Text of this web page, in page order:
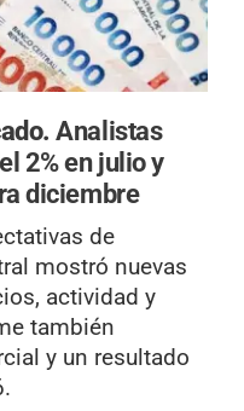
Analistas
2% en julio y
diciembre
de
mostró nuevas
actividad y
también
y un resultado